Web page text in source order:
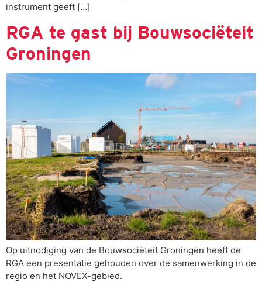
instrument geeft […]
RGA te gast bij Bouwsociëteit
Groningen
Op uitnodiging van de Bouwsociëteit Groningen heeft de
RGA een presentatie gehouden over de samenwerking in de
regio en het NOVEX-gebied.